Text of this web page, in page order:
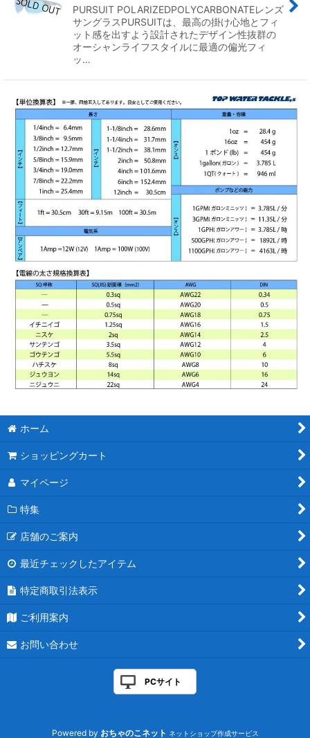
PURSUIT POLARIZEDPOLYCARBONATEレンズ
サングラスPURSUITは、最高の掛け心地とフィ
ット感を出すよう設計されたデザイン性抜群の
オーシャンライフスタイルに最適の偏光フィ
ッ…
ホーム
ショッピングカート
マイページ
特集
店舗のご案内
最近チェックしたアイテム
特定商取引法表示
ご利用案内
お問い合わせ
PCサイト
Powered by おちゃのこネット ネットショップ作成サービス